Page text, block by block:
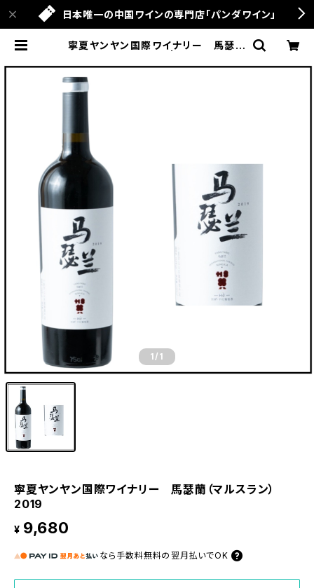
日本唯一の中国ワインの専門店「パンダワイン」
寧夏ヤンヤン国際ワイナリー 馬瑟蘭
1 /1
寧夏ヤンヤン国際ワイナリー 馬瑟蘭（マルスラン）
2019
¥ 9,680
なら 手数料無料の 翌月払いでOK